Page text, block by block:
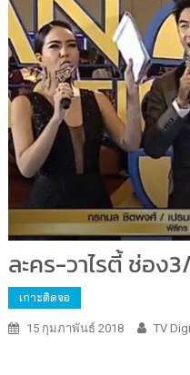
ละคร-วาไรตี้ ช่อง
เกาะติดจอ
15 กุมภาพันธ์ 2018 TV